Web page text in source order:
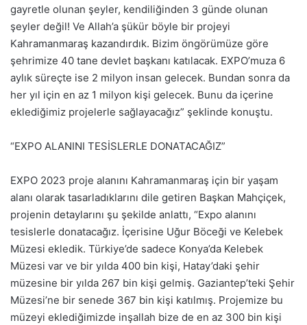
gayretle olunan şeyler, kendiliğinden 3 günde olunan
şeyler değil! Ve Allah’a şükür böyle bir projeyi
Kahramanmaraş kazandırdık. Bizim öngörümüze göre
şehrimize 40 tane devlet başkanı katılacak. EXPO’muza 6
aylık süreçte ise 2 milyon insan gelecek. Bundan sonra da
her yıl için en az 1 milyon kişi gelecek. Bunu da içerine
eklediğimiz projelerle sağlayacağız” şeklinde konuştu.
“EXPO ALANINI TESİSLERLE DONATACAĞIZ”
EXPO 2023 proje alanını Kahramanmaraş için bir yaşam
alanı olarak tasarladıklarını dile getiren Başkan Mahçiçek,
projenin detaylarını şu şekilde anlattı, “Expo alanını
tesislerle donatacağız. İçerisine Uğur Böceği ve Kelebek
Müzesi ekledik. Türkiye’de sadece Konya’da Kelebek
Müzesi var ve bir yılda 400 bin kişi, Hatay’daki şehir
müzesine bir yılda 267 bin kişi gelmiş. Gaziantep’teki Şehir
Müzesi’ne bir senede 367 bin kişi katılmış. Projemize bu
müzeyi eklediğimizde inşallah bize de en az 300 bin kişi